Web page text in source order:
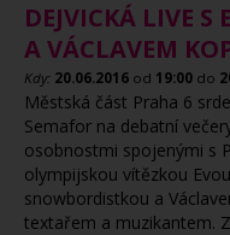
DEJVICKÁ LIVE S
A VÁCLAVEM
Kdy: 20.06.2016 od 19:00 do
Městská část Praha 6
Semafor na debatní
osobnostmi spojenými s
olympijskou vítězkou
snowbordistkou a
textařem a muzikantem.